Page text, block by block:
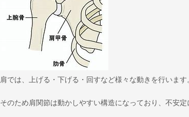
肩では、上げる・下げる・回すなど様々な動きを行います
そのため肩関節は動かしやすい構造になっており、不安定